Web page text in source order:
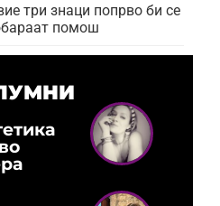
три знаци попрво би се
помош